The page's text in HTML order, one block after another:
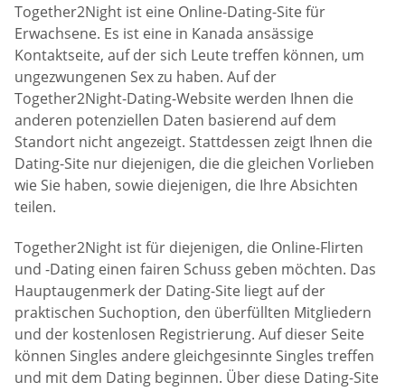
Together2Night ist eine Online-Dating-Site für
Erwachsene. Es ist eine in Kanada ansässige
Kontaktseite, auf der sich Leute treffen können, um
ungezwungenen Sex zu haben. Auf der
Together2Night-Dating-Website werden Ihnen die
anderen potenziellen Daten basierend auf dem
Standort nicht angezeigt. Stattdessen zeigt Ihnen die
Dating-Site nur diejenigen, die die gleichen Vorlieben
wie Sie haben, sowie diejenigen, die Ihre Absichten
teilen.
Together2Night ist für diejenigen, die Online-Flirten
und -Dating einen fairen Schuss geben möchten. Das
Hauptaugenmerk der Dating-Site liegt auf der
praktischen Suchoption, den überfüllten Mitgliedern
und der kostenlosen Registrierung. Auf dieser Seite
können Singles andere gleichgesinnte Singles treffen
und mit dem Dating beginnen. Über diese Dating-Site